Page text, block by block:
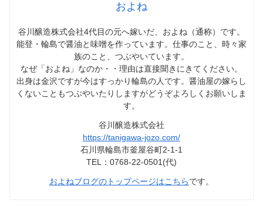
およね
谷川醸造株式会社4代目の元へ嫁いだ、およね（通称）です。
能登・輪島で醤油と味噌を作っています。仕事のこと、時々家
族のこと、つぶやいています。
なぜ「およね」なのか・・理由は直接聞きにきてください。
出身は金沢ですが今はすっかり輪島の人です。醤油屋の嫁らし
くないこともつぶやいたりしますがどうぞよろしくお願いしま
す。
谷川醸造株式会社
https://tanigawa-jozo.com/
石川県輪島市釜屋谷町2-1-1
TEL：0768-22-0501(代)
およねブログのトップページはこちらです。